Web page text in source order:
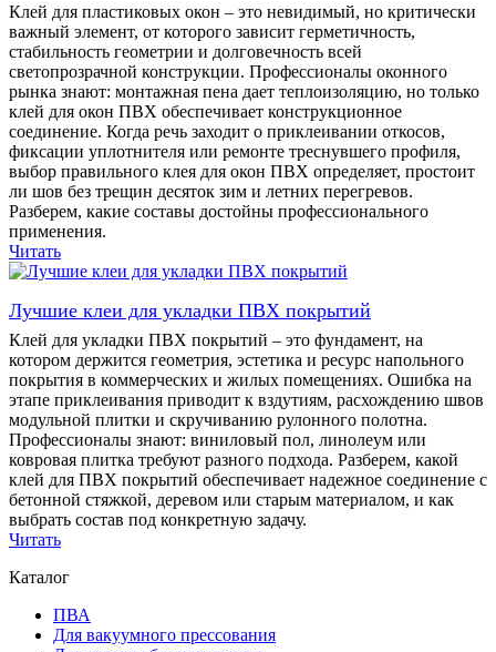
Клей для пластиковых окон – это невидимый, но критически
важный элемент, от которого зависит герметичность,
стабильность геометрии и долговечность всей
светопрозрачной конструкции. Профессионалы оконного
рынка знают: монтажная пена дает теплоизоляцию, но только
клей для окон ПВХ обеспечивает конструкционное
соединение. Когда речь заходит о приклеивании откосов,
фиксации уплотнителя или ремонте треснувшего профиля,
выбор правильного клея для окон ПВХ определяет, простоит
ли шов без трещин десяток зим и летних перегревов.
Разберем, какие составы достойны профессионального
применения.
Читать
Лучшие клеи для укладки ПВХ покрытий
Клей для укладки ПВХ покрытий – это фундамент, на
котором держится геометрия, эстетика и ресурс напольного
покрытия в коммерческих и жилых помещениях. Ошибка на
этапе приклеивания приводит к вздутиям, расхождению швов
модульной плитки и скручиванию рулонного полотна.
Профессионалы знают: виниловый пол, линолеум или
ковровая плитка требуют разного подхода. Разберем, какой
клей для ПВХ покрытий обеспечивает надежное соединение с
бетонной стяжкой, деревом или старым материалом, и как
выбрать состав под конкретную задачу.
Читать
Каталог
ПВА
Для вакуумного прессования